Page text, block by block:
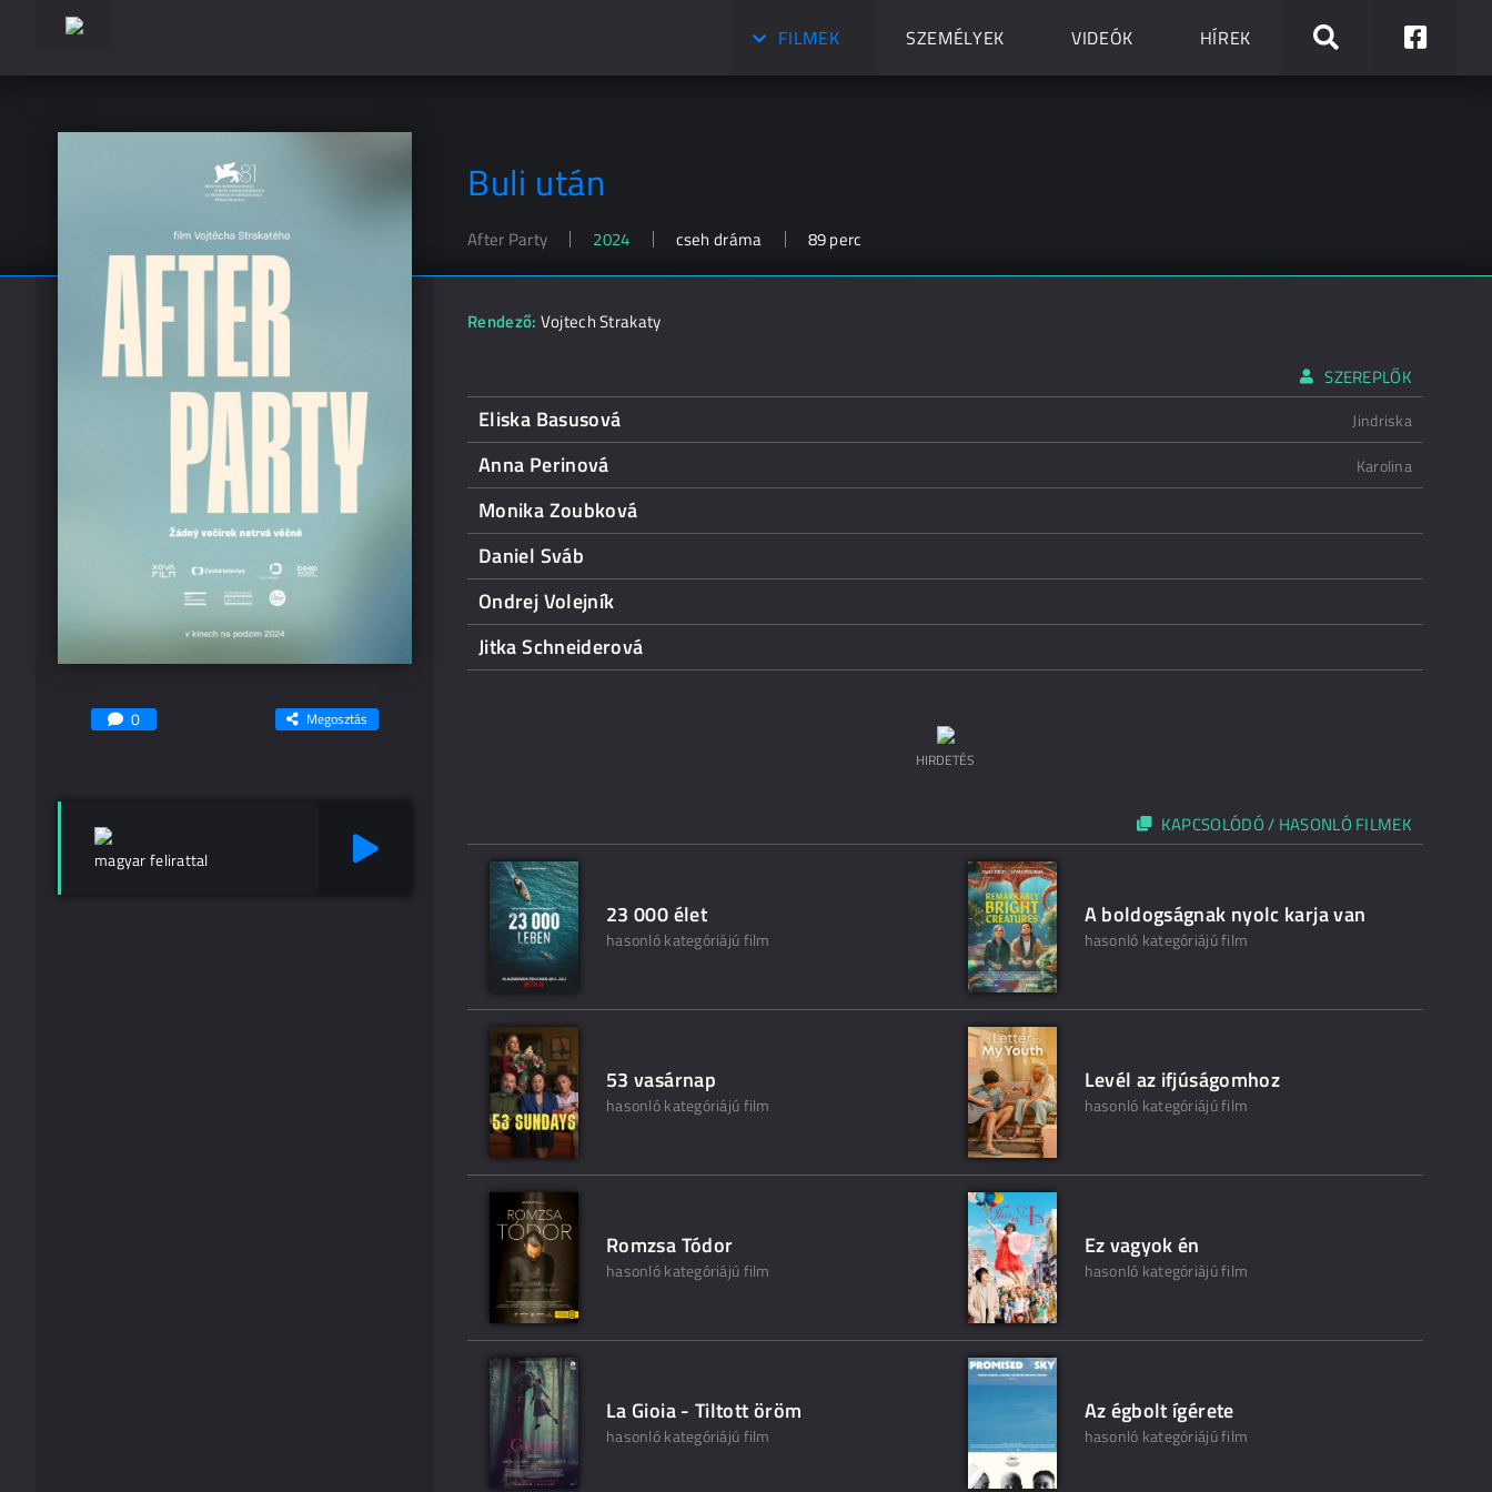
FILMEK SZEMÉLYEK VIDEÓK HÍREK
Buli után
After Party 2024 cseh dráma 89 perc
0 Megosztás
magyar felirattal
Rendező: Vojtech Strakaty
SZEREPLŐK
Eliska Basusová Jindriska
Anna Perinová Karolina
Monika Zoubková
Daniel Sváb
Ondrej Volejník
Jitka Schneiderová
HIRDETÉS
KAPCSOLÓDÓ / HASONLÓ FILMEK
23 000 élet
hasonló kategóriájú film
A boldogságnak nyolc karja van
hasonló kategóriájú film
53 vasárnap
hasonló kategóriájú film
Levél az ifjúságomhoz
hasonló kategóriájú film
Romzsa Tódor
hasonló kategóriájú film
Ez vagyok én
hasonló kategóriájú film
La Gioia - Tiltott öröm
hasonló kategóriájú film
Az égbolt ígérete
hasonló kategóriájú film